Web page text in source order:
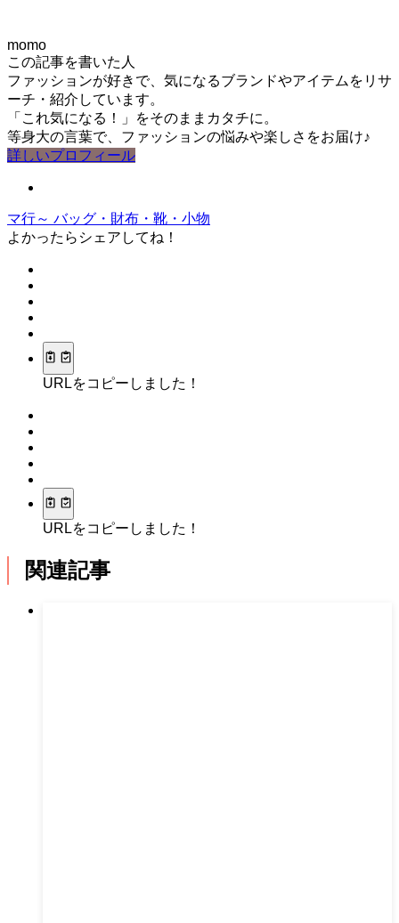
momo
この記事を書いた人
ファッションが好きで、気になるブランドやアイテムをリサ
ーチ・紹介しています。
「これ気になる！」をそのままカタチに。
等身大の言葉で、ファッションの悩みや楽しさをお届け♪
詳しいプロフィール
マ行～ バッグ・財布・靴・小物
よかったらシェアしてね！
URLをコピーしました！
URLをコピーしました！
関連記事